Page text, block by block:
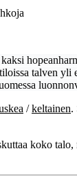
talven yli
/keltainen.
koko